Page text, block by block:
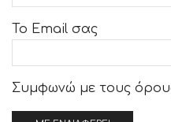
Το Email σας
Συμφωνώ με τους